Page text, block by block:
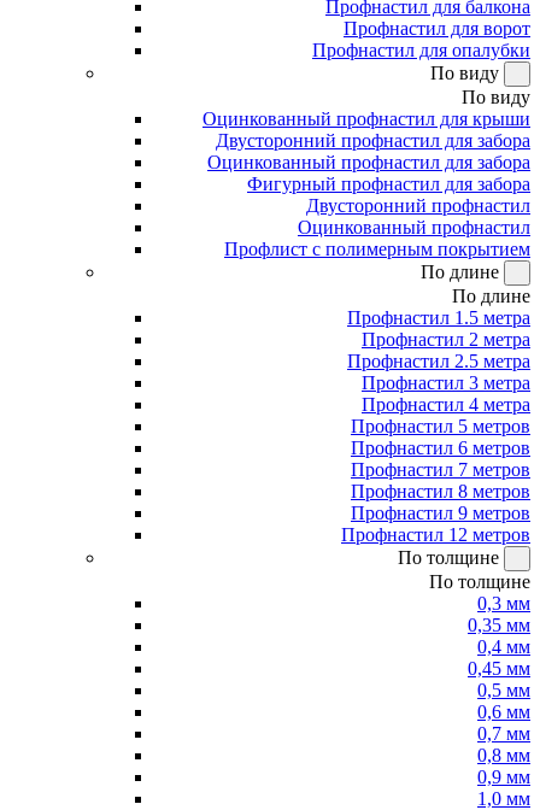
Профнастил для балкона
Профнастил для ворот
Профнастил для опалубки
По виду
По виду
Оцинкованный профнастил для крыши
Двусторонний профнастил для забора
Оцинкованный профнастил для забора
Фигурный профнастил для забора
Двусторонний профнастил
Оцинкованный профнастил
Профлист с полимерным покрытием
По длине
По длине
Профнастил 1.5 метра
Профнастил 2 метра
Профнастил 2.5 метра
Профнастил 3 метра
Профнастил 4 метра
Профнастил 5 метров
Профнастил 6 метров
Профнастил 7 метров
Профнастил 8 метров
Профнастил 9 метров
Профнастил 12 метров
По толщине
По толщине
0,3 мм
0,35 мм
0,4 мм
0,45 мм
0,5 мм
0,6 мм
0,7 мм
0,8 мм
0,9 мм
1,0 мм